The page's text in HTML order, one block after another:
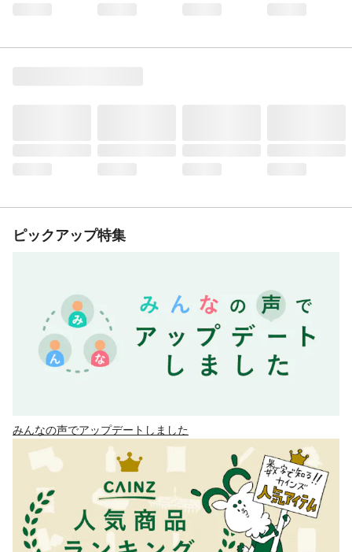
ピックアップ特集
みんなの声でアップデートしました